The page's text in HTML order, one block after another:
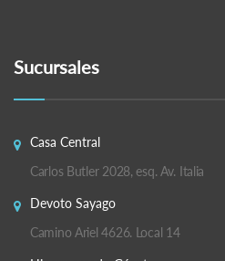
Sucursales
Casa Central
Carlos Butler 2028, esq. Av. Italia
Devoto Sayago
Camino Ariel 4626. Local 14